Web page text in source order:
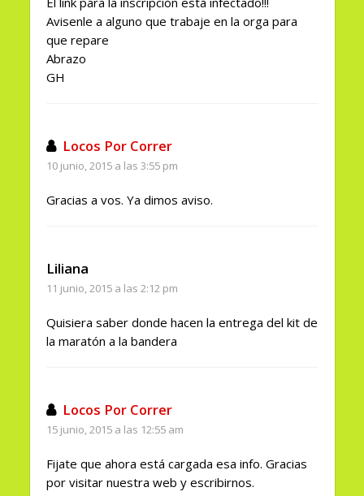
Avisenle a alguno que trabaje en la orga para
que repare
Abrazo
GH
Locos Por Correr
10 junio, 2015 a las 3:55 pm
Gracias a vos. Ya dimos aviso.
Liliana
11 junio, 2015 a las 2:12 pm
Quisiera saber donde hacen la entrega del kit de
la maratón a la bandera
Locos Por Correr
15 junio, 2015 a las 12:55 am
Fijate que ahora está cargada esa info. Gracias
por visitar nuestra web y escribirnos.